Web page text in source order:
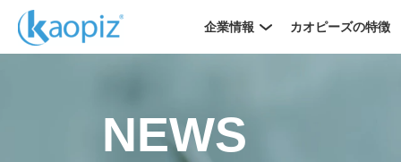
企業情報 カオピーズの特徴
NEWS